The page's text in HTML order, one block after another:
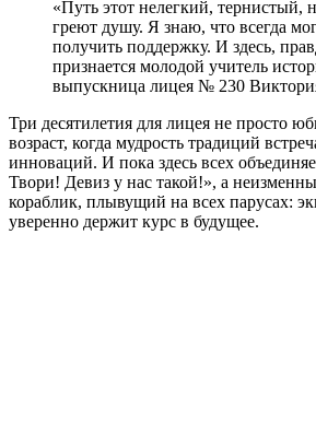
«Путь этот нелегкий, тернистый,
греют душу. Я знаю, что всегда
получить поддержку. И здесь,
признается молодой учитель
выпускница лицея № 230
Три десятилетия для лицея не просто
возраст, когда мудрость традиций
инноваций. И пока здесь всех
Твори! Девиз у нас такой!», а
кораблик, плывущий на всех парусах:
уверенно держит курс в будущее.